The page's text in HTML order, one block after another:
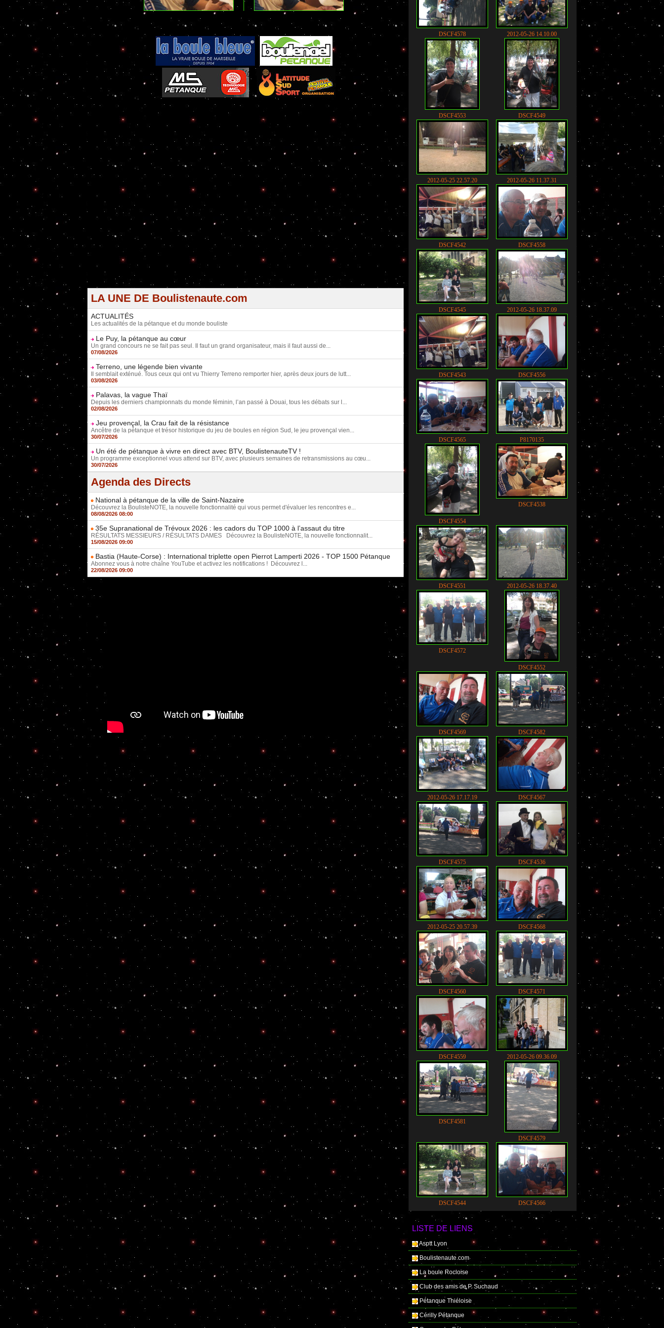
Pétanque d'Intérieur
Al'Comm
Atelier de Coiffure Végétal à Tours
Studio Vidéo à Bourges
Boules de pétanque : La boutique
LA UNE DE Boulistenaute.com
ACTUALITÉS
Les actualités de la pétanque et du monde bouliste
Le Puy, la pétanque au cœur
Un grand concours ne se fait pas seul. Il faut un grand organisateur, mais il faut aussi de...
07/08/2026
Terreno, une légende bien vivante
Il semblait exténué. Tous ceux qui ont vu Thierry Terreno remporter hier, après deux jours de lutt...
03/08/2026
Palavas, la vague Thaï
Depuis les derniers championnats du monde féminin, l’an passé à Douai, tous les débats sur l...
02/08/2026
Jeu provençal, la Crau fait de la résistance
Ancêtre de la pétanque et trésor historique du jeu de boules en région Sud, le jeu provençal vien...
30/07/2026
Un été de pétanque à vivre en direct avec BTV, BoulistenauteTV !
Un programme exceptionnel vous attend sur BTV, avec plusieurs semaines de retransmissions au cœu...
30/07/2026
Agenda des Directs
National à pétanque de la ville de Saint-Nazaire
Découvrez la BoulisteNOTE, la nouvelle fonctionnalité qui vous permet d'évaluer les rencontres e...
08/08/2026 08:00
35e Supranational de Trévoux 2026 : les cadors du TOP 1000 à l’assaut du titre
RÉSULTATS MESSIEURS / RÉSULTATS DAMES Découvrez la BoulisteNOTE, la nouvelle fonctionnalit...
15/08/2026 09:00
Bastia (Haute-Corse) : International triplette open Pierrot Lamperti 2026 - TOP 1500 Pétanque
Abonnez vous à notre chaîne YouTube et activez les notifications ! Découvrez l...
22/08/2026 09:00
DSCF4578 2012-05-26 14.10.00
DSCF4553 DSCF4549
2012-05-25 22.57.20 2012-05-26 11.37.31
DSCF4542 DSCF4558
DSCF4545 2012-05-26 18.37.09
DSCF4543 DSCF4556
DSCF4565 P8170135
DSCF4554
DSCF4538
DSCF4551 2012-05-26 18.37.40
DSCF4572
DSCF4552
DSCF4569 DSCF4582
2012-05-26 17.17.19 DSCF4567
DSCF4575 DSCF4536
2012-05-25 20.57.39 DSCF4568
DSCF4560 DSCF4571
DSCF4559 2012-05-26 09.36.09
DSCF4581
DSCF4579
DSCF4544 DSCF4566
LISTE DE LIENS
Asptt Lyon
Boulistenaute.com
La boule Rocloise
Club des amis de P. Suchaud
Pétanque Thiéloise
Cérilly Pétanque